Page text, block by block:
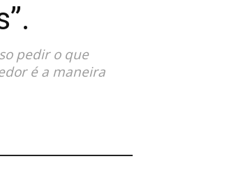
pedir o que
é a maneira